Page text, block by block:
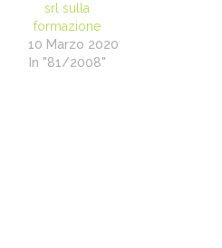
srl sulla
formazione
10 Marzo 2020
In "81/2008"